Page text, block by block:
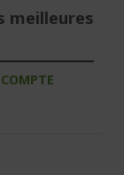
meilleures